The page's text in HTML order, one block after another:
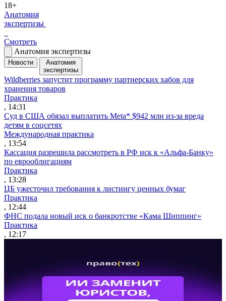
18+
Анатомия
экспертизы
Смотреть
Анатомия экспертизы
Новости
Анатомия
экспертизы
Wildberries запустит программу партнерских хабов для
хранения товаров
Практика
, 14:31
Суд в США обязал выплатить Meta* $942 млн из-за вреда
детям в соцсетях
Международная практика
, 13:54
Кассация разрешила рассмотреть в РФ иск к «Альфа-Банку»
по еврооблигациям
Практика
, 13:28
ЦБ ужесточил требования к листингу ценных бумаг
Практика
, 12:44
ФНС подала новый иск о банкротстве «Кама Шиппинг»
Практика
, 12:17